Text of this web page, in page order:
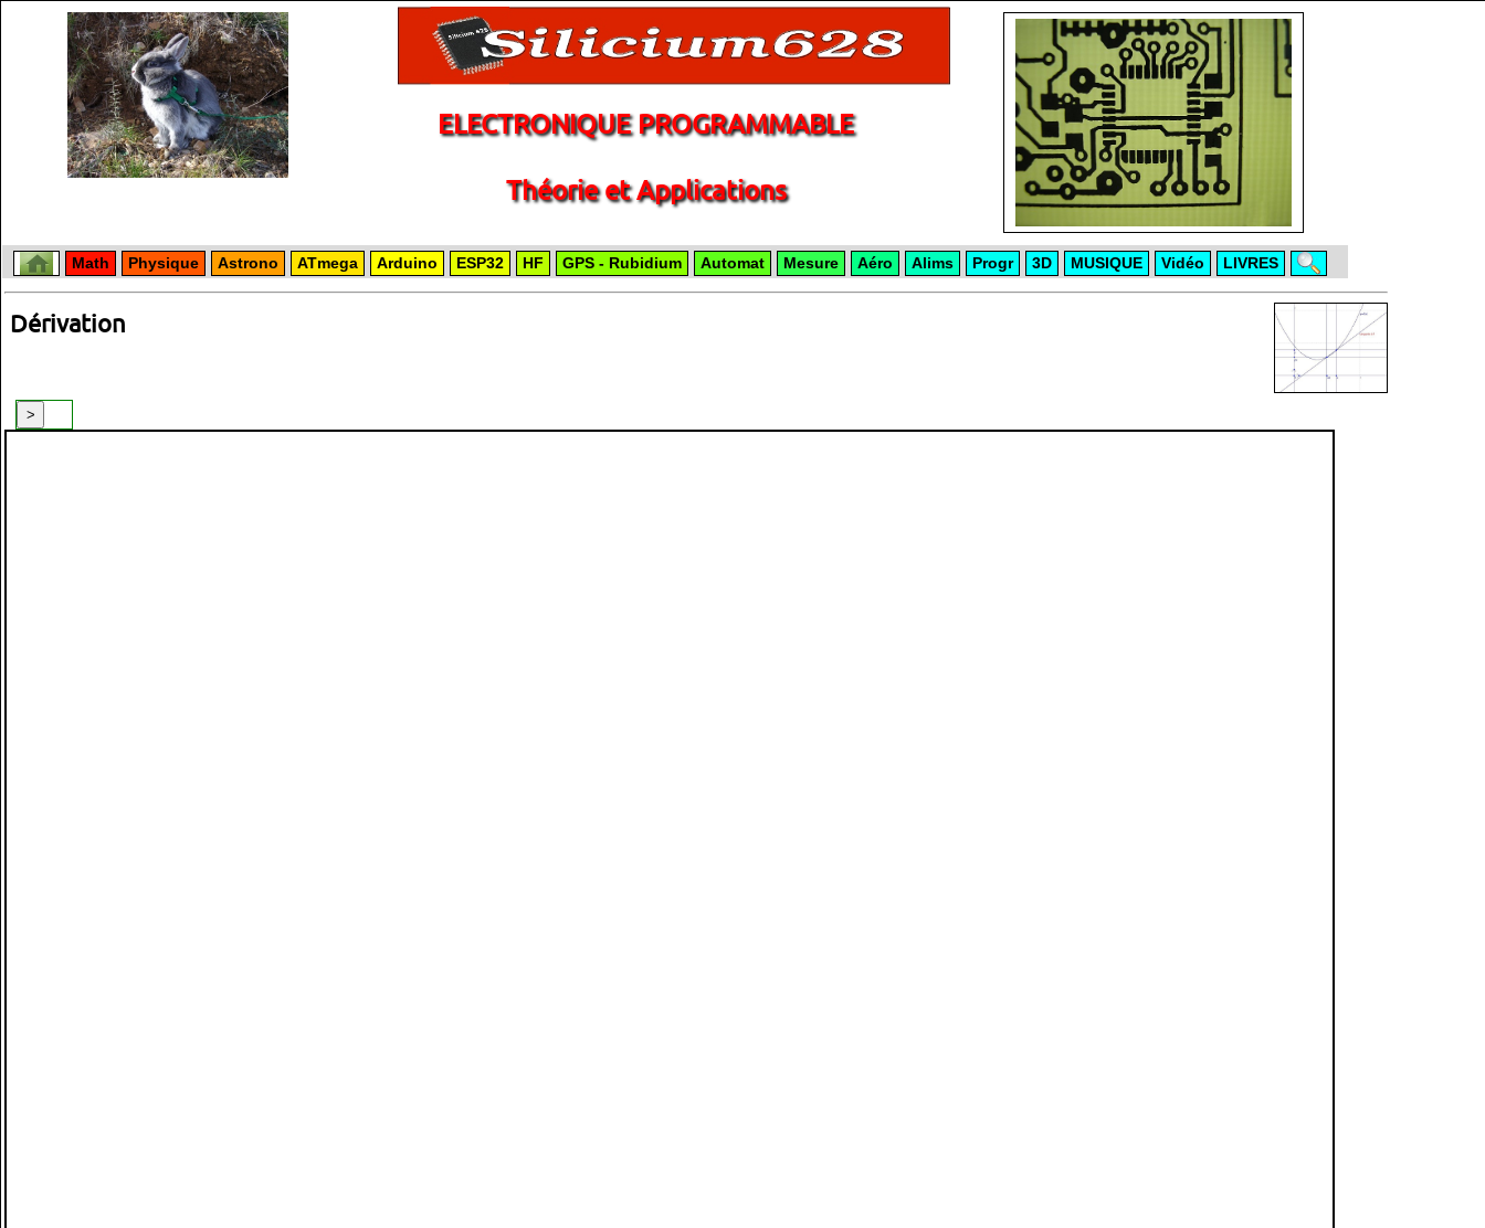
ELECTRONIQUE PROGRAMMABLE
Théorie et Applications
Math Physique Astrono ATmega Arduino ESP32 HF GPS - Rubidium Automat Mesure Aéro Alims Progr 3D MUSIQUE Vidéo LIVRES
Dérivation